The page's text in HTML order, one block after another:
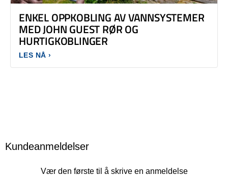
ENKEL OPPKOBLING AV VANNSYSTEMER
MED JOHN GUEST RØR OG
HURTIGKOBLINGER
LES NÅ ›
Kundeanmeldelser
Vær den første til å skrive en anmeldelse